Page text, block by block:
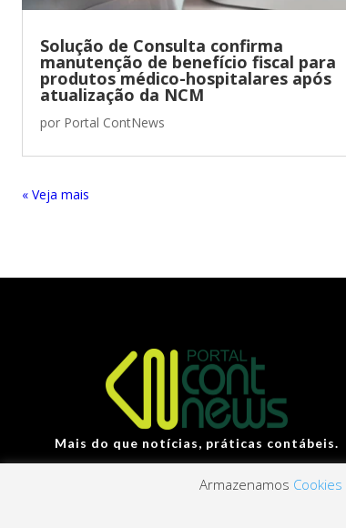
Solução de Consulta confirma
manutenção de benefício fiscal para
produtos médico-hospitalares após
atualização da NCM
por Portal ContNews
« Entradas Antigas
Mais do que notícias, práticas contábeis.
Armazenamos Cookies